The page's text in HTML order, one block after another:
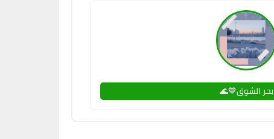
بحر الشوق💙🌊